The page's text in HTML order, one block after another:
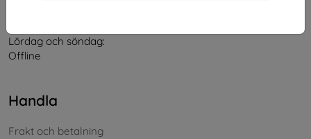
Lördag och söndag:
Offline
Handla
Frakt och betalning